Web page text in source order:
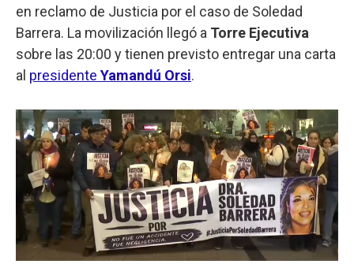
en reclamo de Justicia por el caso de Soledad
Barrera. La movilización llegó a Torre Ejecutiva
sobre las 20:00 y tienen previsto entregar una carta
al presidente Yamandú Orsi.